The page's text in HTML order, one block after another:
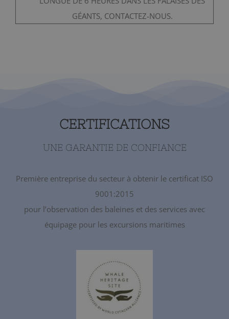
GÉANTS, CONTACTEZ-NOUS.
CERTIFICATIONS
UNE GARANTIE DE CONFIANCE
Première entreprise du secteur à obtenir le certificat ISO
9001:2015
pour l’observation des baleines et des services avec
équipage pour les excursions maritimes